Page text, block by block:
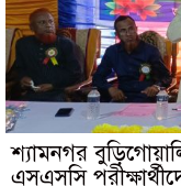
শ্যামনগর
এসএসসি